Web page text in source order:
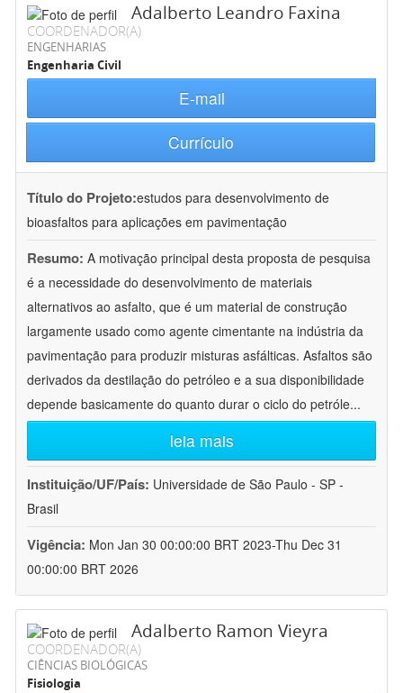
Adalberto Leandro Faxina
COORDENADOR(A)
ENGENHARIAS
Engenharia Civil
E-mail
Currículo
Título do Projeto:estudos para desenvolvimento de
bioasfaltos para aplicações em pavimentação
Resumo: A motivação principal desta proposta de pesquisa
é a necessidade do desenvolvimento de materiais
alternativos ao asfalto, que é um material de construção
largamente usado como agente cimentante na indústria da
pavimentação para produzir misturas asfálticas. Asfaltos são
derivados da destilação do petróleo e a sua disponibilidade
depende basicamente do quanto durar o ciclo do petróle...
leia mais
Instituição/UF/País: Universidade de São Paulo - SP -
Brasil
Vigência: Mon Jan 30 00:00:00 BRT 2023-Thu Dec 31
00:00:00 BRT 2026
Adalberto Ramon Vieyra
COORDENADOR(A)
CIÊNCIAS BIOLÓGICAS
Fisiologia